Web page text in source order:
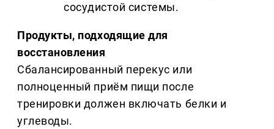
сосудистой системы.
Продукты, подходящие для
восстановления
Сбалансированный перекус или
полноценный приём пищи после
тренировки должен включать белки и
углеводы.